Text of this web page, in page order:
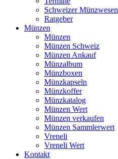
Schweizer Münzwesen
Ratgeber
Münzen
Münzen
Münzen Schweiz
Münzen Ankauf
Münzalbum
Münzboxen
Münzkapseln
Münzkoffer
Münzkatalog
Münzen Wert
Münzen verkaufen
Münzen Sammlerwert
Vreneli
Vreneli Wert
Kontakt